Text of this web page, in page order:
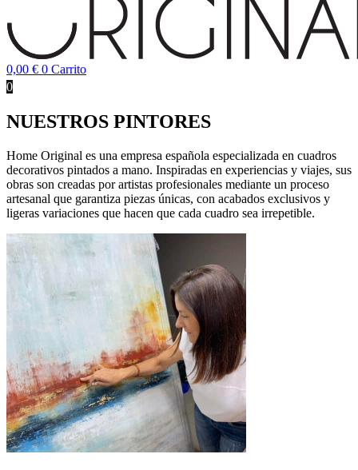
0,00 € 0 Carrito
0
NUESTROS PINTORES
Home Original es una empresa española especializada en cuadros
decorativos pintados a mano. Inspiradas en experiencias y viajes, sus
obras son creadas por artistas profesionales mediante un proceso
artesanal que garantiza piezas únicas, con acabados exclusivos y
ligeras variaciones que hacen que cada cuadro sea irrepetible.